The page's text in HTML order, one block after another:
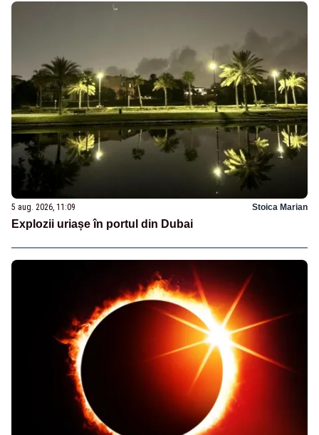
5 aug. 2026, 11:09 Stoica Marian
Explozii uriașe în portul din Dubai